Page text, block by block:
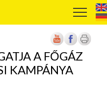
A FŐGÁZ
KAMPÁNYA